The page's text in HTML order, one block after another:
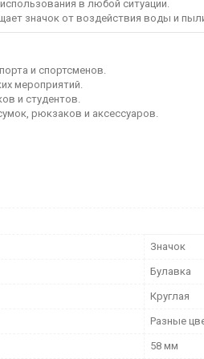
в любой ситуации.
значок от воздействия воды и
и спортсменов.
мероприятий.
и студентов.
рюкзаков и аксессуаров.
Значок
Булавка
Круглая
Разные
58 мм